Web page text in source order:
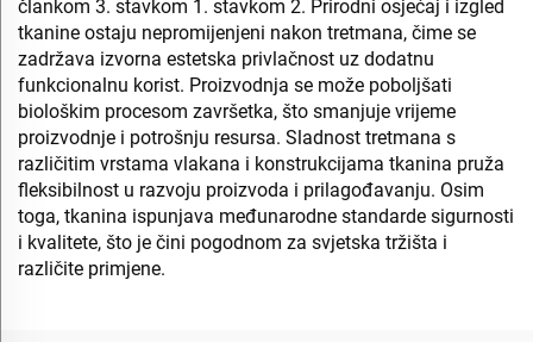
člankom 3. stavkom 1. stavkom 2. Prirodni osjećaj i izgled
tkanine ostaju nepromijenjeni nakon tretmana, čime se
zadržava izvorna estetska privlačnost uz dodatnu
funkcionalnu korist. Proizvodnja se može poboljšati
biološkim procesom završetka, što smanjuje vrijeme
proizvodnje i potrošnju resursa. Sladnost tretmana s
različitim vrstama vlakana i konstrukcijama tkanina pruža
fleksibilnost u razvoju proizvoda i prilagođavanju. Osim
toga, tkanina ispunjava međunarodne standarde sigurnosti
i kvalitete, što je čini pogodnom za svjetska tržišta i
različite primjene.